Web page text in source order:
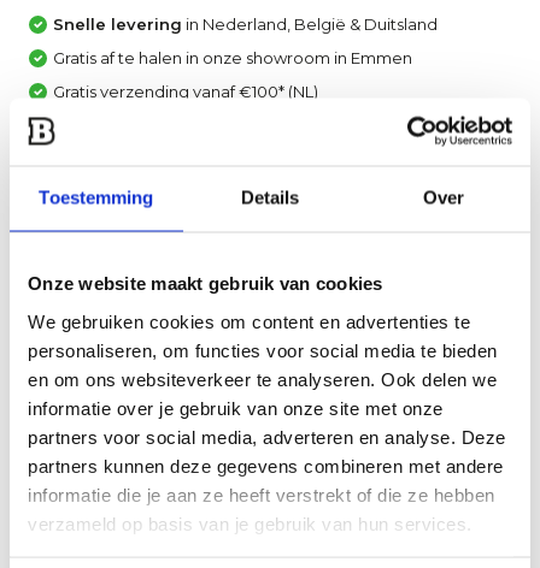
Toestemming Details Over
Onze website maakt gebruik van cookies
We gebruiken cookies om content en advertenties te
personaliseren, om functies voor social media te bieden
en om ons websiteverkeer te analyseren. Ook delen we
informatie over je gebruik van onze site met onze
partners voor social media, adverteren en analyse. Deze
partners kunnen deze gegevens combineren met andere
informatie die je aan ze heeft verstrekt of die ze hebben
verzameld op basis van je gebruik van hun services.
Snelle levering in Nederland, België & Duitsland
Gratis af te halen in onze showroom in Emmen
Gratis verzending vanaf €100* (NL)
Achteraf betalen met Klarna, IN3 of Creditcard
Een van onze specialisten helpt je graag verder!
Stuur ons een mail
Specificaties
Reviews